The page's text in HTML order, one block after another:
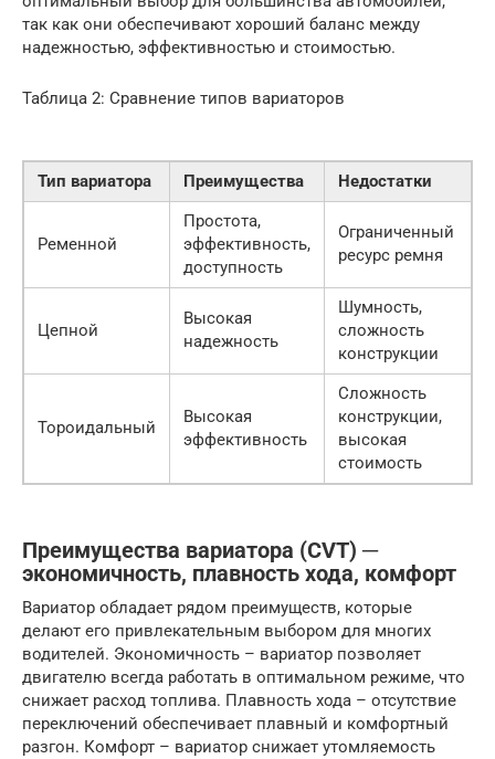
так как они обеспечивают хороший баланс между
надежностью, эффективностью и стоимостью.
Таблица 2: Сравнение типов вариаторов
Тип вариатора Преимущества Недостатки
Ременной
Простота,
эффективность,
доступность
Ограниченный
ресурс ремня
Цепной
Высокая
надежность
Шумность,
сложность
конструкции
Тороидальный
Высокая
эффективность
Сложность
конструкции,
высокая
стоимость
Преимущества вариатора (CVT) ─
экономичность, плавность хода, комфорт
Вариатор обладает рядом преимуществ, которые
делают его привлекательным выбором для многих
водителей. Экономичность – вариатор позволяет
двигателю всегда работать в оптимальном режиме, что
снижает расход топлива. Плавность хода – отсутствие
переключений обеспечивает плавный и комфортный
разгон. Комфорт – вариатор снижает утомляемость